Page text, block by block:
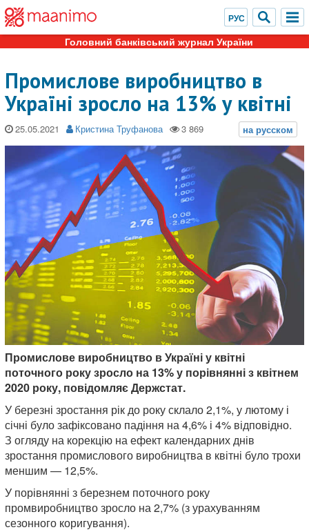
Головний банківський журнал України
Промислове виробництво в
Україні зросло на 13% у квітні
25.05.2021 Кристина Труфанова
Промислове виробництво в Україні у квітні
поточного року зросло на 13% у порівнянні з квітнем
2020 року, повідомляє Держстат.
У березні зростання рік до року склало 2,1%, у лютому і
січні було зафіксовано падіння на 4,6% і 4% відповідно.
З огляду на корекцію на ефект календарних днів
зростання промислового виробництва в квітні було трохи
меншим — 12,5%.
У порівнянні з березнем поточного року
промвиробництво зросло на 2,7% (з урахуванням
сезонного коригування).